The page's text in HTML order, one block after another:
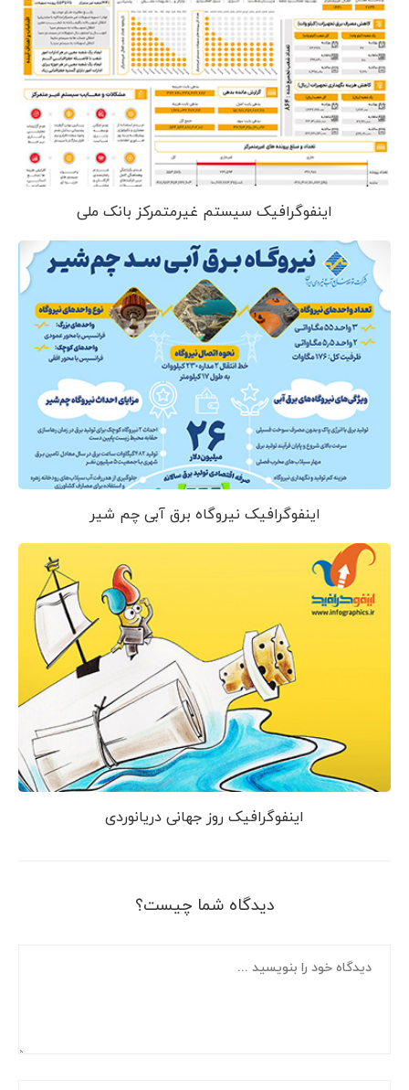
اینفوگرافیک سیستم غیرمتمرکز بانک ملی
اینفوگرافیک نیروگاه برق آبی چم شیر
اینفوگرافیک روز جهانی دریانوردی
دیدگاه شما چیست؟